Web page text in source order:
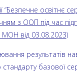
“Безпечне освітнє
з ООП під час
МОН від 03.08.2023)
результатів
базової